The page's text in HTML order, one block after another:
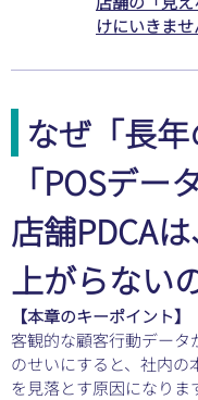
けにいきませ
なぜ「長
「POSデー
店舗PDCA
上がらない
【本章のキーポイント】
客観的な顧客行動データ
のせいにすると、社内の
を見落とす原因になりま